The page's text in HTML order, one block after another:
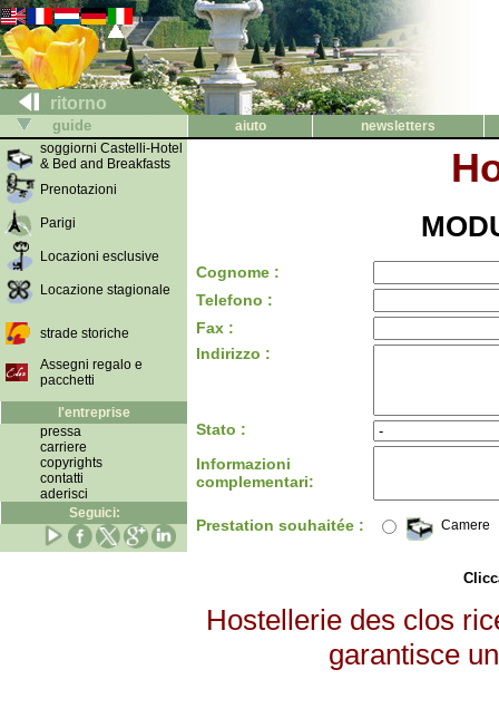
ritorno
guide aiuto
newsletters
soggiorni Castelli-Hotel
& Bed and Breakfasts
Prenotazioni
Parigi
Locazioni esclusive
Locazione stagionale
strade storiche
Assegni regalo e
pacchetti
l'entreprise
pressa
carriere
copyrights
contatti
aderisci
Seguici:
Cognome :
Telefono :
Fax :
Indirizzo :
Stato :
Informazioni
complementari:
Prestation souhaitée : Camere
Hostellerie des clos
garantisce